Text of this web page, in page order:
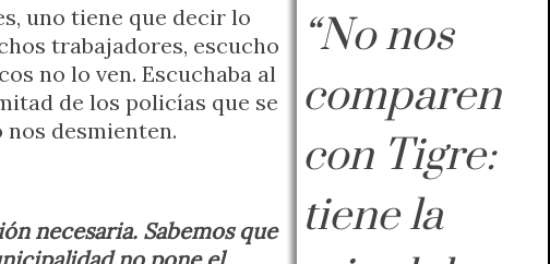
“No nos
comparen
con Tigre:
tiene la
uno tiene que decir lo
trabajadores, escucho
no lo ven. Escuchaba al
de los policías que se
desmienten.
necesaria. Sabemos que